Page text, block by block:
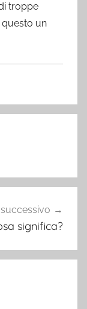
troppe
questo un
significa?